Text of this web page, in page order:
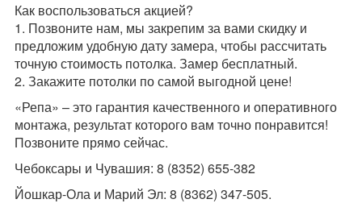
Как воспользоваться акцией?
1. Позвоните нам, мы закрепим за вами скидку и
предложим удобную дату замера, чтобы рассчитать
точную стоимость потолка. Замер бесплатный.
2. Закажите потолки по самой выгодной цене!
«Репа» – это гарантия качественного и оперативного
монтажа, результат которого вам точно понравится!
Позвоните прямо сейчас.
Чебоксары и Чувашия: 8 (8352) 655-382
Йошкар-Ола и Марий Эл: 8 (8362) 347-505.